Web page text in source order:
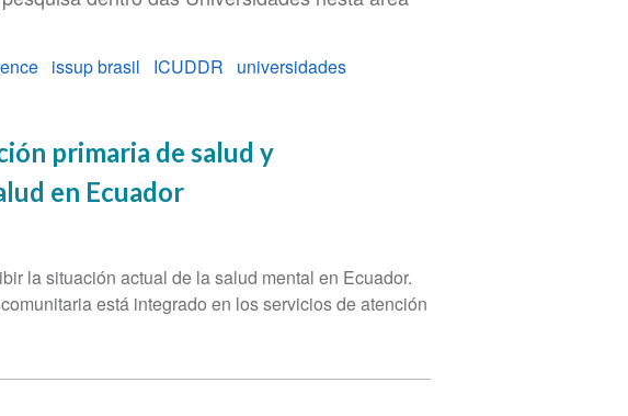
issup brasil ICUDDR
universidades
primaria de salud y
en Ecuador
la situación actual de la salud mental en Ecuador.
está integrado en los servicios de atención